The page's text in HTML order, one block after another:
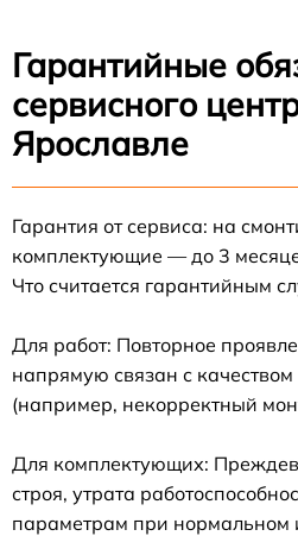
Гарантийные
сервисного
Ярославле
Гарантия от сервиса: на
комплектующие — до 3
Что считается гарантийным
Для работ: Повторное
напрямую связан с
(например, некорректный
Для комплектующих:
строя, утрата
параметрам при нормальном